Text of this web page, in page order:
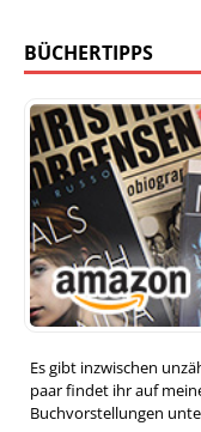
BÜCHERTIPPS
Es gibt inzwischen
paar findet ihr auf
Buchvorstellungen